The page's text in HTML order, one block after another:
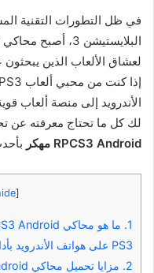
في ظل التطورات التقنية
البلايستيشن 3، أصبح محاكي
لعشاق الألعاب الذين
الأندرويد إلى منصة ألعاب
لك كل ما تحتاج معرفته عن
RPCS3 Android مهكر
بأحدث
]
1.
PS3 على هواتف الأندرويد بأداء فائق
2.